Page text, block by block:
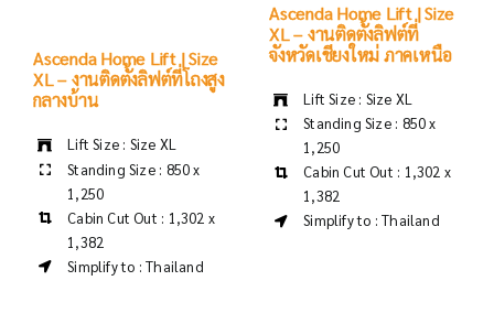
กลางบ้าน
Lift Size : Size XL
1,250
Cabin Cut Out : 1,302 x
1,382
Simplify to : Thailand
Ascenda Home Lift | Size
XL – งานติดตั้งลิฟต์ที่
จังหวัดเชียงใหม่ ภาคเหนือ
Lift Size : Size XL
Standing Size : 850 x
1,250
Cabin Cut Out : 1,302 x
1,382
Simplify to : Thailand